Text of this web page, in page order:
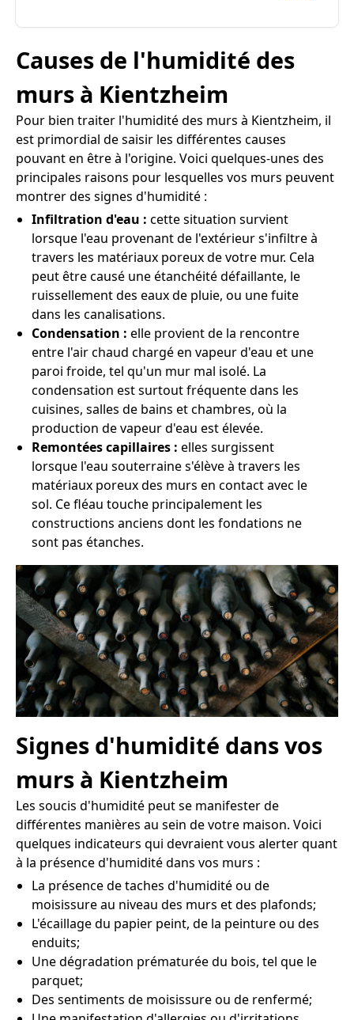
Causes de l'humidité des
murs à Kientzheim
Pour bien traiter l'humidité des murs à Kientzheim, il
est primordial de saisir les différentes causes
pouvant en être à l'origine. Voici quelques-unes des
principales raisons pour lesquelles vos murs peuvent
montrer des signes d'humidité :
Infiltration d'eau : cette situation survient
lorsque l'eau provenant de l'extérieur s'infiltre à
travers les matériaux poreux de votre mur. Cela
peut être causé une étanchéité défaillante, le
ruissellement des eaux de pluie, ou une fuite
dans les canalisations.
Condensation : elle provient de la rencontre
entre l'air chaud chargé en vapeur d'eau et une
paroi froide, tel qu'un mur mal isolé. La
condensation est surtout fréquente dans les
cuisines, salles de bains et chambres, où la
production de vapeur d'eau est élevée.
Remontées capillaires : elles surgissent
lorsque l'eau souterraine s'élève à travers les
matériaux poreux des murs en contact avec le
sol. Ce fléau touche principalement les
constructions anciens dont les fondations ne
sont pas étanches.
Signes d'humidité dans vos
murs à Kientzheim
Les soucis d'humidité peut se manifester de
différentes manières au sein de votre maison. Voici
quelques indicateurs qui devraient vous alerter quant
à la présence d'humidité dans vos murs :
La présence de taches d'humidité ou de
moisissure au niveau des murs et des plafonds;
L'écaillage du papier peint, de la peinture ou des
enduits;
Une dégradation prématurée du bois, tel que le
parquet;
Des sentiments de moisissure ou de renfermé;